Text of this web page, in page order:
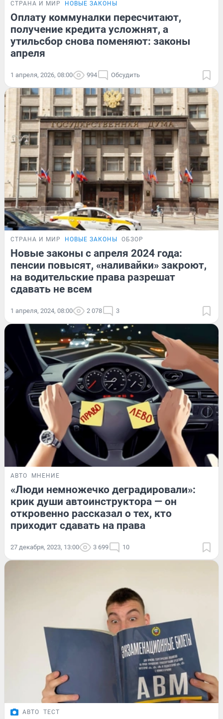
СТРАНА И МИР НОВЫЕ ЗАКОНЫ
Оплату коммуналки пересчитают,
получение кредита усложнят, а
утильсбор снова поменяют: законы
апреля
1 апреля, 2026, 08:00 994 Обсудить
СТРАНА И МИР НОВЫЕ ЗАКОНЫ ОБЗОР
Новые законы с апреля 2024 года:
пенсии повысят, «наливайки» закроют,
на водительские права разрешат
сдавать не всем
1 апреля, 2024, 08:00 2 078 3
АВТО МНЕНИЕ
«Люди немножечко деградировали»:
крик души автоинструктора — он
откровенно рассказал о тех, кто
приходит сдавать на права
27 декабря, 2023, 13:00 3 699 10
АВТО ТЕСТ